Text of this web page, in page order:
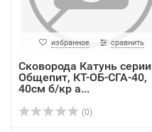
избранное сравнить
Сковорода Катунь серии
Общепит, КТ-ОБ-СГА-40,
40см б/кр а...
(0)